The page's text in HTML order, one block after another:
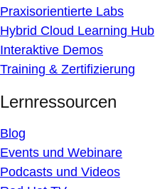
Praxisorientierte Labs
Hybrid Cloud Learning Hub
Interaktive Demos
Training & Zertifizierung
Lernressourcen
Blog
Events und Webinare
Podcasts und Videos